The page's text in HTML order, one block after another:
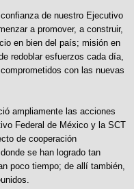
de nuestro Ejecutivo
a promover, a construir,
en bien del país; misión en
redoblar esfuerzos cada día,
con las nuevas
ampliamente las acciones
Federal de México y la SCT
de cooperación
se han logrado tan
poco tiempo; de allí también,